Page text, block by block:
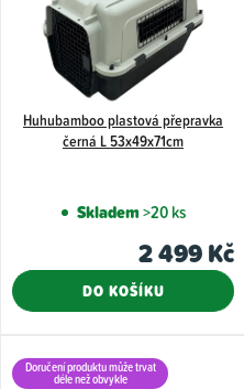
Huhubamboo plastová přepravka
černá L 53x49x71cm
Skladem>20 ks
2 499 Kč
DO KOŠÍKU
Doručení produktu může trvat
déle než obvykle